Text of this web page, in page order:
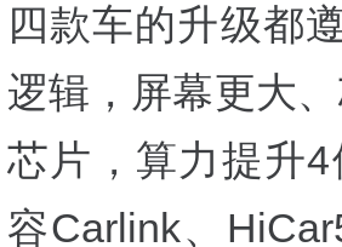
四款车的升级都
逻辑，屏幕更大
芯片，算力提升
容Carlink、